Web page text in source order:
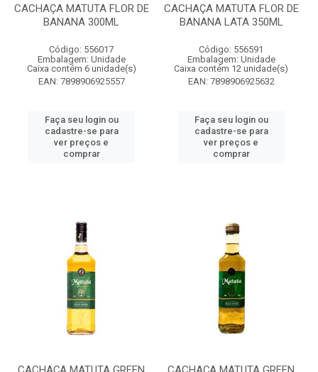
CACHAÇA MATUTA FLOR DE
BANANA 300ML
Código: 556017
Embalagem: Unidade
Caixa contém 6 unidade(s)
EAN: 7898906925557
Faça seu login ou
cadastre-se para
ver preços e
comprar
CACHAÇA MATUTA FLOR DE
BANANA LATA 350ML
Código: 556591
Embalagem: Unidade
Caixa contém 12 unidade(s)
EAN: 7898906925632
Faça seu login ou
cadastre-se para
ver preços e
comprar